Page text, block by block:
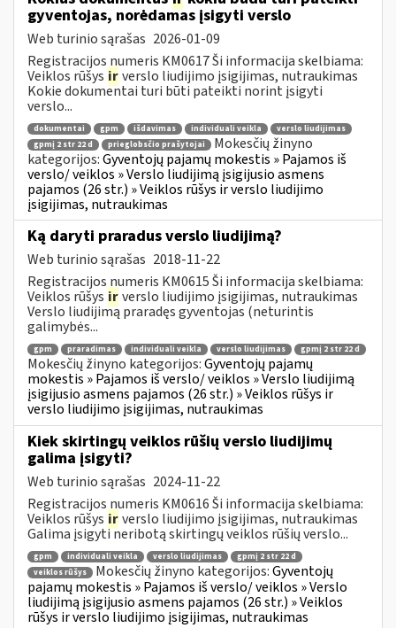
gyventojas, norėdamas įsigyti verslo
Web turinio sąrašas 2026-01-09
Registracijos numeris KM0617 Ši informacija skelbiama:
Veiklos rūšys irverslo liudijimo įsigijimas, nutraukimas
Kokie dokumentai turi būti pateikti norint įsigyti
verslo...
dokumentai gpm išdavimas individuali veikla
verslo liudijimas
gpmį 2 str 22 d
prieglobsčio prašytojai
Mokesčių žinyno
kategorijos:Gyventojų pajamų mokestis » Pajamos iš
verslo/ veiklos » Verslo liudijimą įsigijusio asmens
pajamos (26 str.) » Veiklos rūšys ir verslo liudijimo
įsigijimas, nutraukimas
Ką daryti praradus verslo liudijimą?
Web turinio sąrašas 2018-11-22
Registracijos numeris KM0615 Ši informacija skelbiama:
Veiklos rūšys irverslo liudijimo įsigijimas, nutraukimas
Verslo liudijimą praradęs gyventojas (neturintis
galimybės...
gpm praradimas individuali veikla verslo liudijimas gpmį 2 str 22 d
Mokesčių žinyno kategorijos:Gyventojų pajamų
mokestis » Pajamos iš verslo/ veiklos » Verslo liudijimą
įsigijusio asmens pajamos (26 str.) » Veiklos rūšys ir
verslo liudijimo įsigijimas, nutraukimas
Kiek skirtingų veiklos rūšių verslo liudijimų
galima įsigyti?
Web turinio sąrašas 2024-11-22
Registracijos numeris KM0616 Ši informacija skelbiama:
Veiklos rūšys irverslo liudijimo įsigijimas, nutraukimas
Galima įsigyti neribotą skirtingų veiklos rūšių verslo...
gpm individuali veikla verslo liudijimas
gpmį 2 str 22 d
veiklos rūšys
Mokesčių žinyno kategorijos:Gyventojų
pajamų mokestis » Pajamos iš verslo/ veiklos » Verslo
liudijimą įsigijusio asmens pajamos (26 str.) » Veiklos
rūšys ir verslo liudijimo įsigijimas, nutraukimas